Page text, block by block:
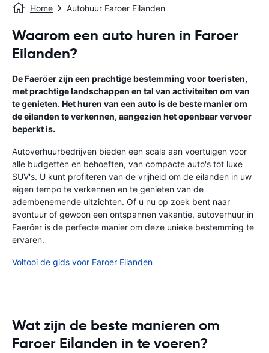
Home Autohuur Faroer Eilanden
Waarom een auto huren in Faroer
Eilanden?
De Faeröer zijn een prachtige bestemming voor toeristen,
met prachtige landschappen en tal van activiteiten om van
te genieten. Het huren van een auto is de beste manier om
de eilanden te verkennen, aangezien het openbaar vervoer
beperkt is.
Autoverhuurbedrijven bieden een scala aan voertuigen voor
alle budgetten en behoeften, van compacte auto's tot luxe
SUV's. U kunt profiteren van de vrijheid om de eilanden in uw
eigen tempo te verkennen en te genieten van de
adembenemende uitzichten. Of u nu op zoek bent naar
avontuur of gewoon een ontspannen vakantie, autoverhuur in
Faeröer is de perfecte manier om deze unieke bestemming te
ervaren.
Voltooi de gids voor Faroer Eilanden
Wat zijn de beste manieren om
Faroer Eilanden in te voeren?